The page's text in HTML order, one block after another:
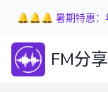
FM分享